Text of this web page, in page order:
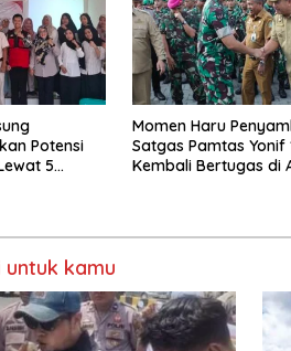
Potensi
5
Momen Haru
Satgas Pamtas Yonif
Kembali Bertugas di
untuk kamu